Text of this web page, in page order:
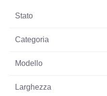
Stato
Categoria
Modello
Larghezza